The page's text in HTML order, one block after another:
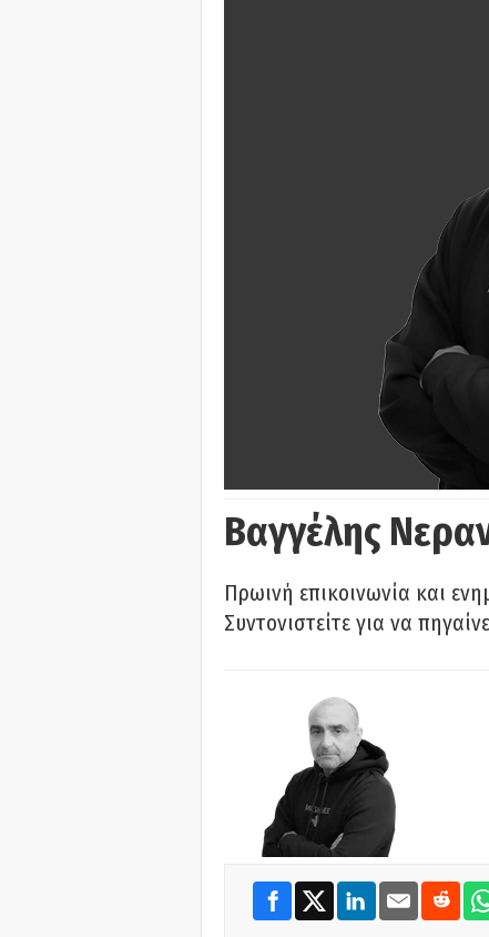
Βαγγέλης
Πρωινή επικοινωνία και
Συντονιστείτε για να